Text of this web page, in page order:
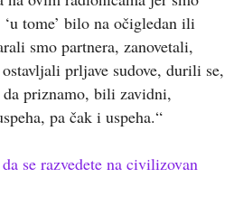
tome’ bilo na očigledan ili
smo partnera, zanovetali,
prljave sudove, durili se,
priznamo, bili zavidni,
pa čak i uspeha.“
se razvedete na civilizovan